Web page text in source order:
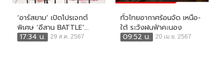
‘อาร์สยาม’ เปิดโปรเจกต์
พิเศษ ‘อีสาน BATTLE’...
17:34 น.
29 ส.ค. 2567
ทั่วไทยอากาศร้อนจัด เหนือ-
ใต้ ระวังฝนฟ้าคะนอง
09:52 น.
20 เม.ย. 2567